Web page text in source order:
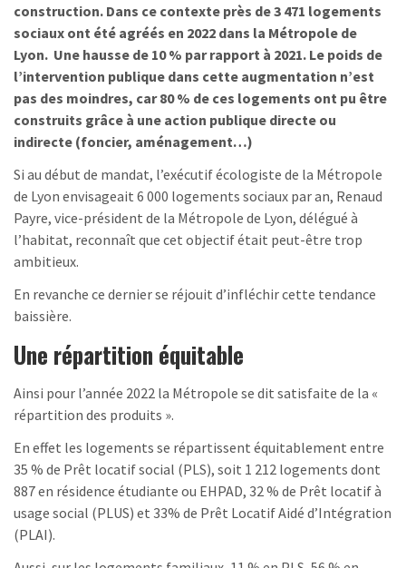
construction. Dans ce contexte près de 3 471 logements
sociaux ont été agréés en 2022 dans la Métropole de
Lyon. Une hausse de 10 % par rapport à 2021. Le poids de
l’intervention publique dans cette augmentation n’est
pas des moindres, car 80 % de ces logements ont pu être
construits grâce à une action publique directe ou
indirecte (foncier, aménagement…)
Si au début de mandat, l’exécutif écologiste de la Métropole
de Lyon envisageait 6 000 logements sociaux par an, Renaud
Payre, vice-président de la Métropole de Lyon, délégué à
l’habitat, reconnaît que cet objectif était peut-être trop
ambitieux.
En revanche ce dernier se réjouit d’infléchir cette tendance
baissière.
Une répartition équitable
Ainsi pour l’année 2022 la Métropole se dit satisfaite de la «
répartition des produits ».
En effet les logements se répartissent équitablement entre
35 % de Prêt locatif social (PLS), soit 1 212 logements dont
887 en résidence étudiante ou EHPAD, 32 % de Prêt locatif à
usage social (PLUS) et 33% de Prêt Locatif Aidé d’Intégration
(PLAI).